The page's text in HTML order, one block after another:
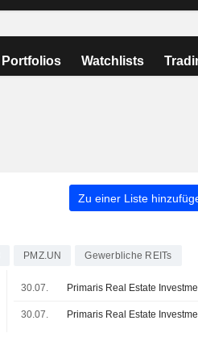
Portfolios Watchlists
Zu einer Liste
PMZ.UN Gewerbliche REITs
30.07.
30.07.